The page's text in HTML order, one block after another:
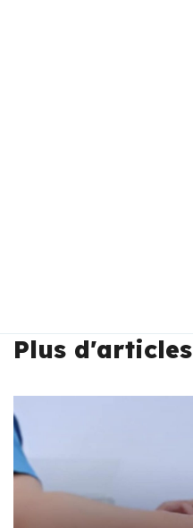
Plus d'articles